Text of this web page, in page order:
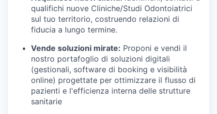
qualifichi nuove Cliniche/Studi Odontoiatrici
sul tuo territorio, costruendo relazioni di
fiducia a lungo termine.
Vende soluzioni mirate: Proponi e vendi il
nostro portafoglio di soluzioni digitali
(gestionali, software di booking e visibilità
online) progettate per ottimizzare il flusso di
pazienti e l'efficienza interna delle strutture
sanitarie